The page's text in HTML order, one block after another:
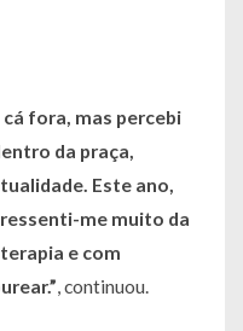
fora, mas percebi
da praça,
Este ano,
me muito da
e com
, continuou.